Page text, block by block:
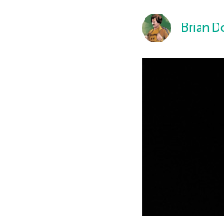
Brian